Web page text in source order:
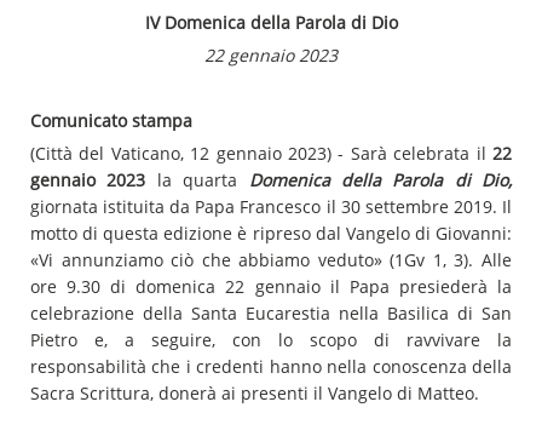
IV Domenica della Parola di Dio
22 gennaio 2023
Comunicato stampa
(Città del Vaticano, 12 gennaio 2023) - Sarà celebrata il 22
gennaio 2023 la quarta Domenica della Parola di Dio,
giornata istituita da Papa Francesco il 30 settembre 2019. Il
motto di questa edizione è ripreso dal Vangelo di Giovanni:
«Vi annunziamo ciò che abbiamo veduto» (1Gv 1, 3). Alle
ore 9.30 di domenica 22 gennaio il Papa presiederà la
celebrazione della Santa Eucarestia nella Basilica di San
Pietro e, a seguire, con lo scopo di ravvivare la
responsabilità che i credenti hanno nella conoscenza della
Sacra Scrittura, donerà ai presenti il Vangelo di Matteo.